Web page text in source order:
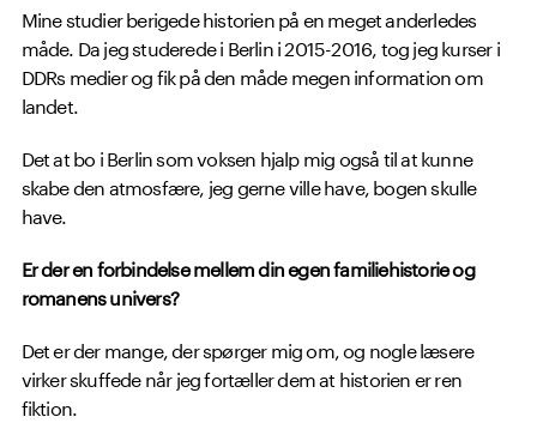
Mine studier berigede historien på en meget anderledes
måde. Da jeg studerede i Berlin i 2015-2016, tog jeg kurser i
DDRs medier og fik på den måde megen information om
landet.
Det at bo i Berlin som voksen hjalp mig også til at kunne
skabe den atmosfære, jeg gerne ville have, bogen skulle
have.
Er der en forbindelse mellem din egen familiehistorie og
romanens univers?
Det er der mange, der spørger mig om, og nogle læsere
virker skuffede når jeg fortæller dem at historien er ren
fiktion.